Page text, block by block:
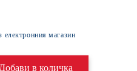
електронния магазин